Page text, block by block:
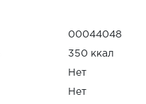
00044048
350 ккал
Нет
Нет